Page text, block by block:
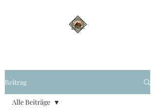
Beitrag
Alle Beiträge